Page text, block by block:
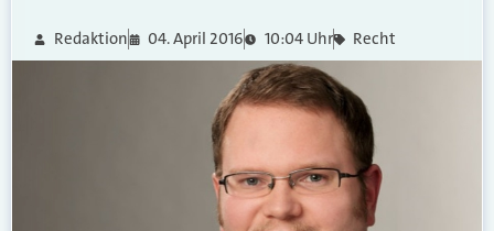
Redaktion 04. April 2016 10:04 Uhr Recht